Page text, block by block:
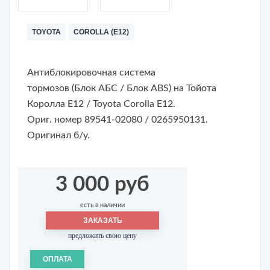
TOYOTA COROLLA (E12)
Антиблокировочная система
тормозов (Блок АБС / Блок ABS) на Тойота
Королла Е12 / Toyota Corolla E12.
Ориг. номер 89541-02080 / 0265950131.
Оригинал б/у.
3 000 руб
есть в наличии
ЗАКАЗАТЬ
предложить свою цену
ОПЛАТА